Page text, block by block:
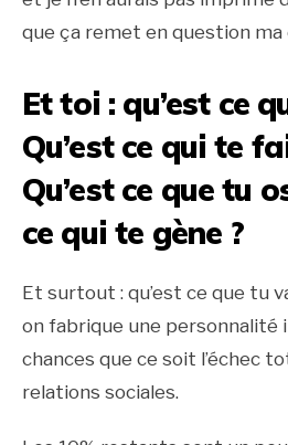
que ça remet en question
Et toi : qu’est ce
Qu’est ce qui te
Qu’est ce que tu
ce qui te gène ?
Et surtout : qu’est ce que tu
on fabrique une personnalité
chances que ce soit l’échec
relations sociales.